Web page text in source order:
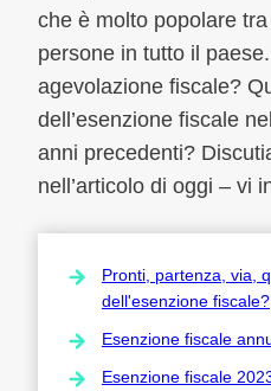
che è molto popolare
persone in tutto il
agevolazione fiscale?
dell’esenzione fiscale
anni precedenti?
nell’articolo di oggi – vi
Pronti, partenza, via,
dell'esenzione fiscale?
Esenzione fiscale
Esenzione fiscale